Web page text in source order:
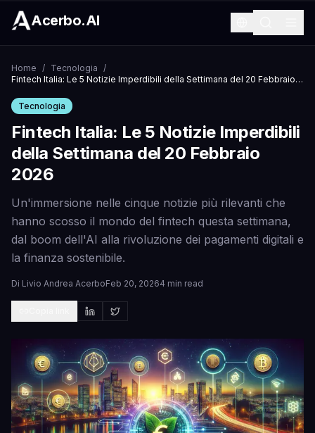
Acerbo.AI
Home / Tecnologia /
Fintech Italia: Le 5 Notizie Imperdibili della Settimana del 20 Febbraio 2026
Tecnologia
Fintech Italia: Le 5 Notizie Imperdibili
della Settimana del 20 Febbraio
2026
Un'immersione nelle cinque notizie più rilevanti che
hanno scosso il mondo del fintech questa settimana,
dal boom dell'AI alla rivoluzione dei pagamenti digitali e
la finanza sostenibile.
Di Livio Andrea AcerboFeb 20, 20264 min read